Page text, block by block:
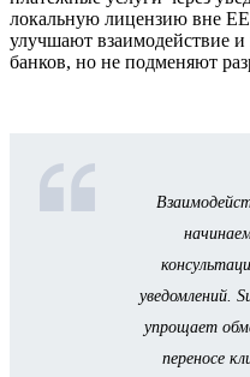
локальную лицензию вне
улучшают взаимодействие
банков, но не подменяют
уведомлений.
упрощает
переносе